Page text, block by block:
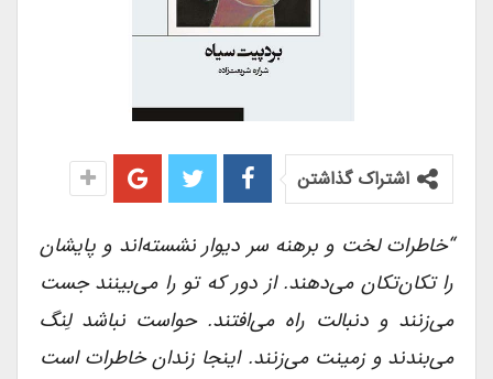
اشتراک گذاشتن
“خاطرات لخت و برهنه سر دیوار نشسته‌اند و پایشان
را تکان‌تکان می‌دهند. از دور که تو را می‌بینند جست
می‌زنند و دنبالت راه می‌افتند. حواست نباشد لِنگ
می‌بندند و زمینت می‌زنند. اینجا زندان خاطرات است